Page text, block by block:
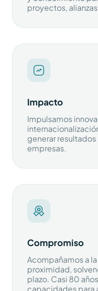
proyectos,
Impacto
Impulsamos
generar
empresas.
Compromiso
Acompañamos a
proximidad,
plazo. Casi 80
capacidades para